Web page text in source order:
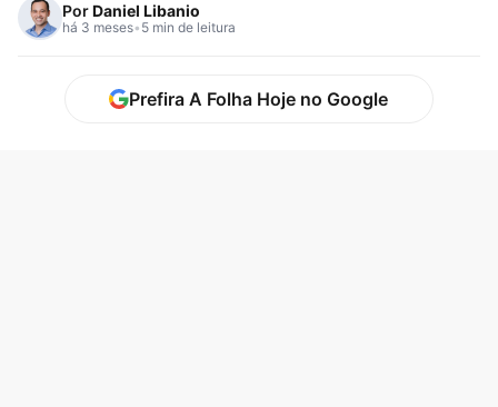
PorDaniel Libanio
há 3 meses• 5 min de leitura
Prefira A Folha Hoje no Google